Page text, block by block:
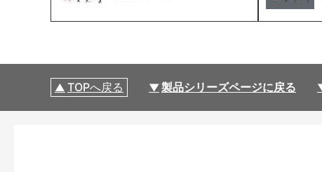
TOPへ戻る 製品シリーズページに戻る